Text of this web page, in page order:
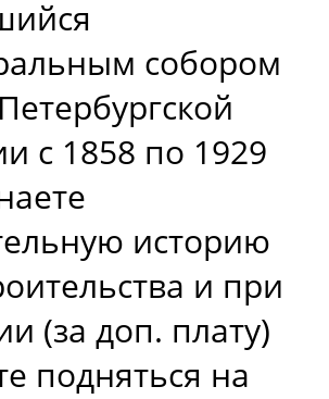
собором
с 1858 по 1929
историю
и при
(за доп. плату)
подняться на